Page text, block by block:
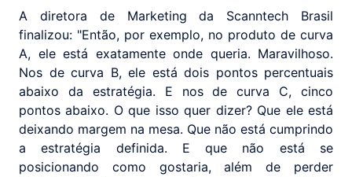
A diretora de Marketing da Scanntech Brasil
finalizou: "Então, por exemplo, no produto de curva
A, ele está exatamente onde queria. Maravilhoso.
Nos de curva B, ele está dois pontos percentuais
abaixo da estratégia. E nos de curva C, cinco
pontos abaixo. O que isso quer dizer? Que ele está
deixando margem na mesa. Que não está cumprindo
a estratégia definida. E que não está se
posicionando como gostaria, além de perder